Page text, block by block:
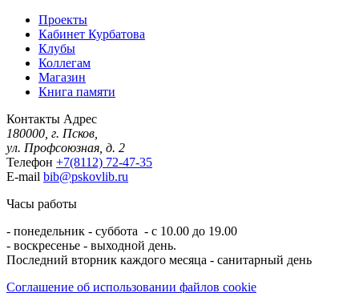
Проекты
Кабинет Курбатова
Клубы
Коллегам
Магазин
Книга памяти
Контакты Адрес
180000, г. Псков,
ул. Профсоюзная, д. 2
Телефон +7(8112) 72-47-35
E-mail bib@pskovlib.ru
Часы работы
- понедельник - суббота - с 10.00 до 19.00
- воскресенье - выходной день.
Последний вторник каждого месяца - санитарный день
Соглашение об использовании файлов cookie